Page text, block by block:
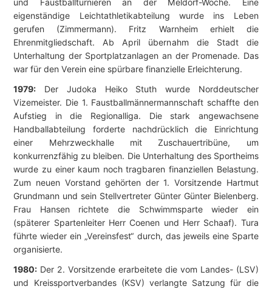
eigenständige Leichtathletikabteilung wurde ins Leben
gerufen (Zimmermann). Fritz Warnheim erhielt die
Ehrenmitgliedschaft. Ab April übernahm die Stadt die
Unterhaltung der Sportplatzanlagen an der Promenade. Das
war für den Verein eine spürbare finanzielle Erleichterung.
1979: Der Judoka Heiko Stuth wurde Norddeutscher
Vizemeister. Die 1. Faustballmännermannschaft schaffte den
Aufstieg in die Regionalliga. Die stark angewachsene
Handballabteilung forderte nachdrücklich die Einrichtung
einer Mehrzweckhalle mit Zuschauertribüne, um
konkurrenzfähig zu bleiben. Die Unterhaltung des Sportheims
wurde zu einer kaum noch tragbaren finanziellen Belastung.
Zum neuen Vorstand gehörten der 1. Vorsitzende Hartmut
Grundmann und sein Stellvertreter Günter Günter Bielenberg.
Frau Hansen richtete die Schwimmsparte wieder ein
(späterer Spartenleiter Herr Coenen und Herr Schaaf). Tura
führte wieder ein „Vereinsfest“ durch, das jeweils eine Sparte
organisierte.
1980: Der 2. Vorsitzende erarbeitete die vom Landes- (LSV)
und Kreissportverbandes (KSV) verlangte Satzung für die